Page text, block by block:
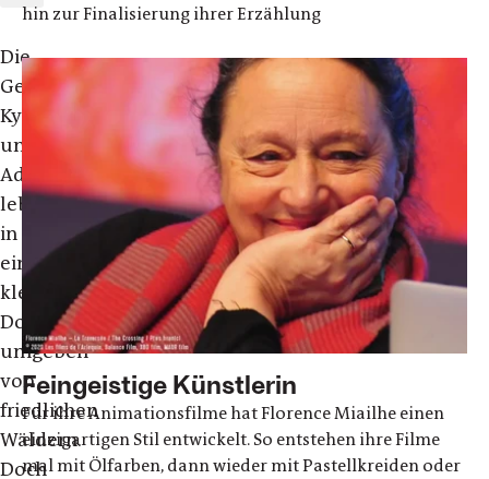
Die
Geschwister
Kyona
und
Adriel
leben
in
einem
kleinen
Dorf,
umgeben
von
friedlichen
Wäldern.
Doch
hin zur Finalisierung ihrer Erzählung
Feingeistige Künstlerin
Für ihre Animationsfilme hat Florence Miailhe einen
einzigartigen Stil entwickelt. So entstehen ihre Filme
mal mit Ölfarben, dann wieder mit Pastellkreiden oder